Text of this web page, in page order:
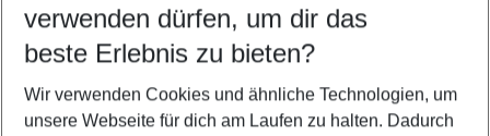
Wähle deinen Reisezeitraum
5-8 Nächte
2 Erwachsene Keine Kinder
verwenden dürfen, um dir das
beste Erlebnis zu bieten?
Wir verwenden Cookies und ähnliche Technologien, um
unsere Webseite für dich am Laufen zu halten. Dadurch